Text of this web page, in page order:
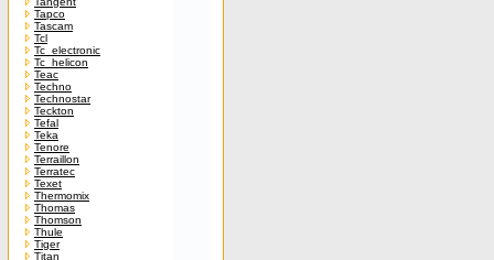
Tapco
Tascam
Tcl
Tc_electronic
Tc_helicon
Teac
Techno
Technostar
Teckton
Tefal
Teka
Tenore
Terraillon
Terratec
Texet
Thermomix
Thomas
Thomson
Thule
Tiger
Titan